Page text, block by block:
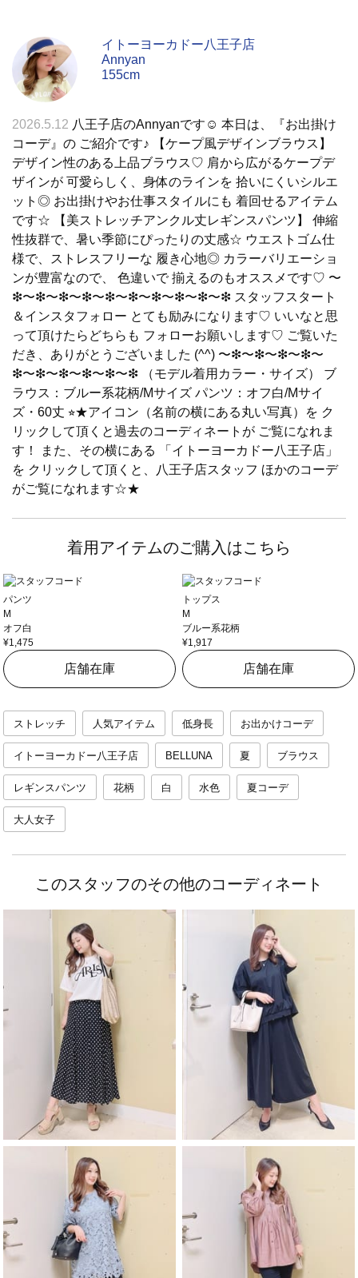
イトーヨーカドー八王子店
Annyan
155cm
2026.5.12 八王子店のAnnyanです☺︎ 本日は、『お出掛け
コーデ』の ご紹介です♪ 【ケープ風デザインブラウス】
デザイン性のある上品ブラウス♡ 肩から広がるケープデ
ザインが 可愛らしく、身体のラインを 拾いにくいシルエ
ット◎ お出掛けやお仕事スタイルにも 着回せるアイテム
です☆ 【美ストレッチアンクル丈レギンスパンツ】 伸縮
性抜群で、暑い季節にぴったりの丈感☆ ウエストゴム仕
様で、ストレスフリーな 履き心地◎ カラーバリエーショ
ンが豊富なので、 色違いで 揃えるのもオススメです♡ 〜
❇︎〜❇︎〜❇︎〜❇︎〜❇︎〜❇︎〜❇︎〜❇︎〜❇︎〜❇︎ スタッフスタート
＆インスタフォロー とても励みになります♡ いいなと思
って頂けたらどちらも フォローお願いします♡ ご覧いた
だき、ありがとうございました (^^) 〜❇︎〜❇︎〜❇︎〜❇︎〜
❇︎〜❇︎〜❇︎〜❇︎〜❇︎〜❇︎ （モデル着用カラー・サイズ） ブ
ラウス：ブルー系花柄/Mサイズ パンツ：オフ白/Mサイ
ズ・60丈 ⭐︎★アイコン（名前の横にある丸い写真）を ク
リックして頂くと過去のコーディネートが ご覧になれま
す！ また、その横にある 「イトーヨーカドー八王子店」
を クリックして頂くと、八王子店スタッフ ほかのコーデ
がご覧になれます☆★
着用アイテムのご購入はこちら
パンツ
M
オフ白
¥1,475
店舗在庫
トップス
M
ブルー系花柄
¥1,917
店舗在庫
ストレッチ 人気アイテム 低身長 お出かけコーデ
イトーヨーカドー八王子店 BELLUNA 夏 ブラウス
レギンスパンツ 花柄 白 水色 夏コーデ
大人女子
このスタッフのその他のコーディネート